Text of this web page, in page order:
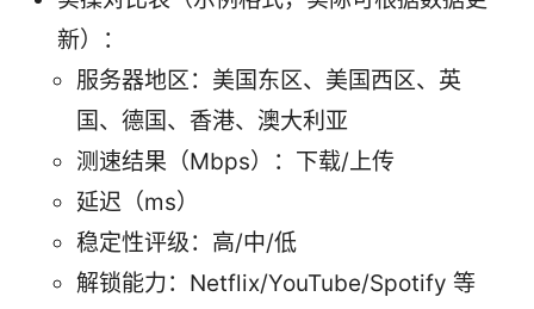
新）：
服务器地区：美国东区、美国西区、英
国、德国、香港、澳大利亚
测速结果（Mbps）：下载/上传
延迟（ms）
稳定性评级：高/中/低
解锁能力：Netflix/YouTube/Spotify 等